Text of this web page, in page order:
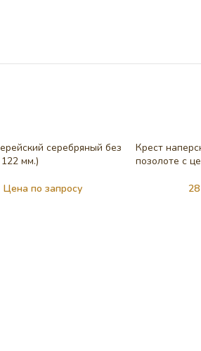
серебряный без
мм.)
Цена по запросу
Крест
позолоте c